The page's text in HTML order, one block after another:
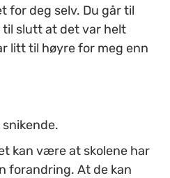
for deg selv. Du går til
til slutt at det var helt
litt til høyre for meg enn
kan være at skolene har
forandring. At de kan